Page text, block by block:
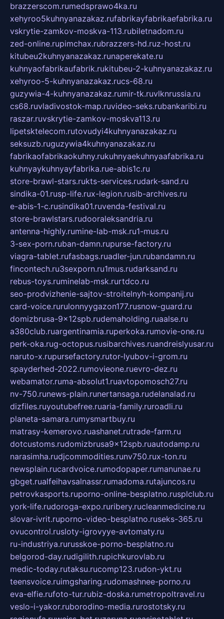
brazzerscom.rumedsprawo4ka.ru
xehyroo5kuhnyanazakaz.rufabrikayfabrikaefabrika.ru
vskrytie-zamkov-moskva-113.rubiletnadom.ru
zed-online.rupimchax.rubrazzers-hd.ruz-host.ru
kitubeu2kuhnyanazakaz.runaperekate.ru
kuhnyaofabrikaufabrik.rukitubeu-2-kuhnyanazakaz.ru
xehyroo-5-kuhnyanazakaz.rucs-68.ru
guzywia-4-kuhnyanazakaz.rumir-tk.ruvlknrussia.ru
cs68.ruvladivostok-map.ruvideo-seks.rubankaribi.ru
raszar.ruvskrytie-zamkov-moskva113.ru
lipetsktelecom.rutovudyi4kuhnyanazakaz.ru
seksuzb.ruguzywia4kuhnyanazakaz.ru
fabrikaofabrikaokuhny.rukuhnyaekuhnyaafabrika.ru
kuhnyaykuhnyayfabrika.rue-abis1c.ru
store-brawl-stars.rukts-services.rudark-sand.ru
sindika-01.rusp-life.rux-legion.rusib-archives.ru
e-abis-1-c.rusindika01.ruvenda-festival.ru
store-brawlstars.rudooraleksandria.ru
antenna-highly.rumine-lab-msk.ru1-mus.ru
3-sex-porn.ruban-damn.rupurse-factory.ru
viagra-tablet.rufasbags.ruadler-jun.rubandamn.ru
fincontech.ru3sexporn.ru1mus.rudarksand.ru
rebus-toys.ruminelab-msk.rurtdco.ru
seo-prodvizhenie-sajtov-stroitelnyh-kompanij.ru
card-voice.rurulonnyygazon177.rusnow-guard.ru
domizbrusa-9x12spb.rudemaholding.ruaalse.ru
a380club.ruargentinamia.ruperkoka.rumovie-one.ru
perk-oka.rug-octopus.rusibarchives.ruandreislyusar.ru
naruto-x.rupursefactory.rutor-lyubov-i-grom.ru
spayderhed-2022.rumovieone.ruevro-dez.ru
webamator.ruma-absolut1.ruavtopomosch27.ru
nv-750.runews-plain.runertansaga.rudelanalad.ru
dizfiles.ruyoutubefree.ruaria-family.ruroadli.ru
planeta-samara.rumysmartbuy.ru
matrasy-kemerovo.ruashanet.rutrade-farm.ru
dotcustoms.rudomizbrusa9x12spb.ruautodamp.ru
narasimha.rudjcommodities.runv750.rux-ton.ru
newsplain.rucardvoice.rumodopaper.rumanunae.ru
gbget.rualfeihavsalnassr.rumadoma.rutajuncos.ru
petrovkasports.ruporno-online-besplatno.rusplclub.ru
york-life.rudoroga-expo.ruribery.rucleanmedicine.ru
slovar-ivrit.ruporno-video-besplatno.ruseks-365.ru
ovucontrol.rusloty-igrovyye-avtomaty.ru
ru-industriya.rurusskoe-porno-besplatno.ru
belgorod-day.rudigilith.rupichkurovlab.ru
medic-today.rutaksu.rucomp123.rudon-ykt.ru
teensvoice.ruimgsharing.rudomashnee-porno.ru
eva-elfie.rufoto-tur.rubiz-doska.rumetropoltravel.ru
veslo-i-yakor.ruborodino-media.rurostotsky.ru